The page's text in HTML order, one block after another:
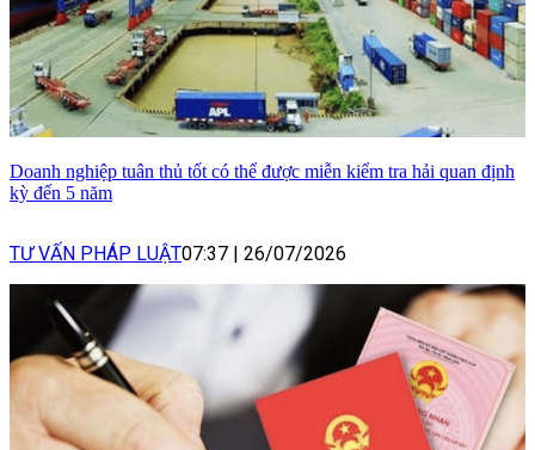
Doanh nghiệp tuân thủ tốt có thể được miễn kiểm tra hải quan định
kỳ đến 5 năm
TƯ VẤN PHÁP LUẬT07:37 26/07/2026